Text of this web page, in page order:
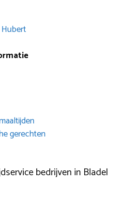
gerechten
bedrijven in Bladel